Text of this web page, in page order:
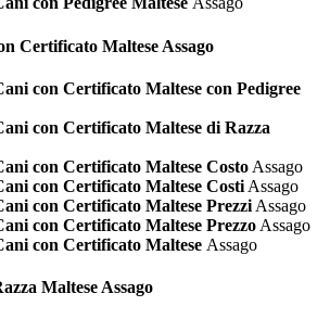
Certificato Maltese Assago
con Certificato Maltese con Pedigree
con Certificato Maltese di Razza
con Certificato Maltese Costo Assago
con Certificato Maltese Costi Assago
con Certificato Maltese Prezzi Assago
con Certificato Maltese Prezzo Assago
con Certificato Maltese Assago
Maltese Assago